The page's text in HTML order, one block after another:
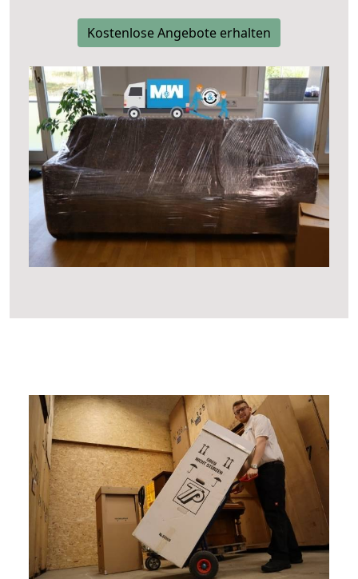
Kostenlose Angebote erhalten